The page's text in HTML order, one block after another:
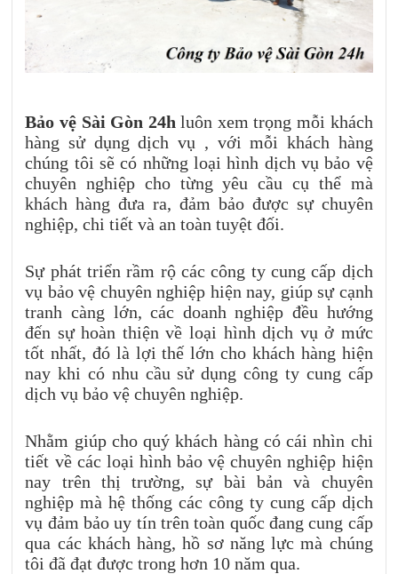
Bảo vệ Sài Gòn 24h luôn xem trọng mỗi khách
hàng sử dụng dịch vụ , với mỗi khách hàng
chúng tôi sẽ có những loại hình dịch vụ bảo vệ
chuyên nghiệp cho từng yêu cầu cụ thể mà
khách hàng đưa ra, đảm bảo được sự chuyên
nghiệp, chi tiết và an toàn tuyệt đối.
Sự phát triển rầm rộ các công ty cung cấp dịch
vụ bảo vệ chuyên nghiệp hiện nay, giúp sự cạnh
tranh càng lớn, các doanh nghiệp đều hướng
đến sự hoàn thiện về loại hình dịch vụ ở mức
tốt nhất, đó là lợi thế lớn cho khách hàng hiện
nay khi có nhu cầu sử dụng công ty cung cấp
dịch vụ bảo vệ chuyên nghiệp.
Nhằm giúp cho quý khách hàng có cái nhìn chi
tiết về các loại hình bảo vệ chuyên nghiệp hiện
nay trên thị trường, sự bài bản và chuyên
nghiệp mà hệ thống các công ty cung cấp dịch
vụ đảm bảo uy tín trên toàn quốc đang cung cấp
qua các khách hàng, hồ sơ năng lực mà chúng
tôi đã đạt được trong hơn 10 năm qua.